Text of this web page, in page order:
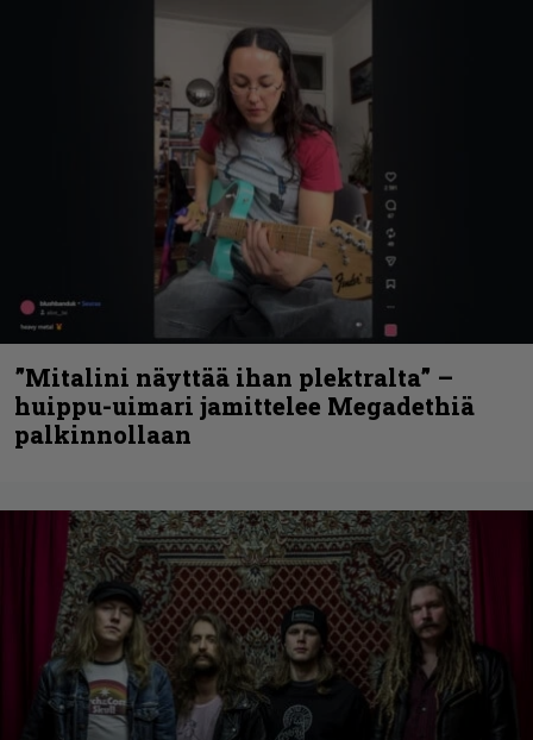
”Mitalini näyttää ihan plektralta” –
huippu-uimari jamittelee Megadethiä
palkinnollaan